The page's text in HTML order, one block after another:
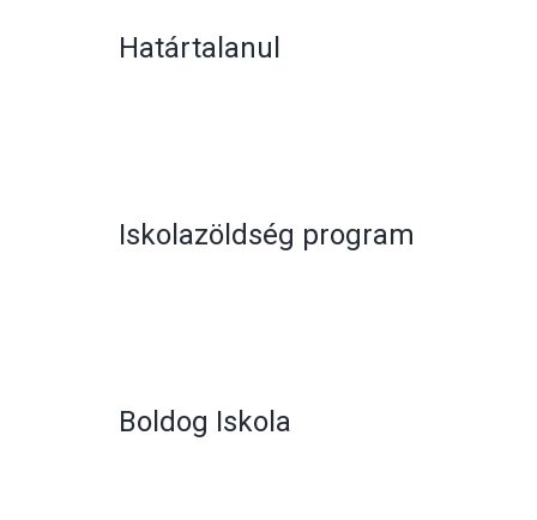
Határtalanul
Iskolazöldség program
Boldog Iskola